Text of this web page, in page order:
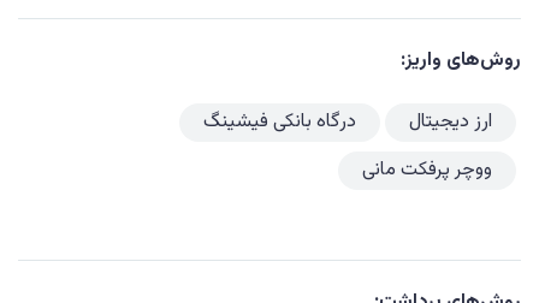
روش‌های واریز:
ارز دیجیتال
درگاه بانکی فیشینگ
ووچر پرفکت مانی